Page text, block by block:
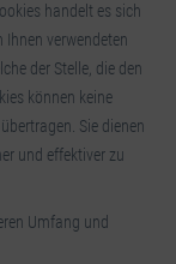
handelt es sich
verwendeten
der Stelle, die den
können keine
Sie dienen
und effektiver zu
Umfang und